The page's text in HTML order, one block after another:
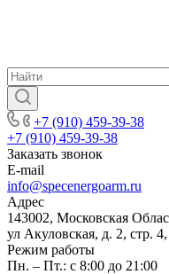
+7 (910) 459-39-38
+7 (910) 459-39-38
Заказать звонок
E-mail
info@specenergoarm.ru
Адрес
143002, Московская
ул Акуловская, д. 2, стр.
Режим работы
Пн. – Пт.: с 8:00 до 21:00